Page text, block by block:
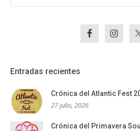
Entradas recientes
Crónica del Atlantic Fest
27 julio, 2026
Crónica del Primavera